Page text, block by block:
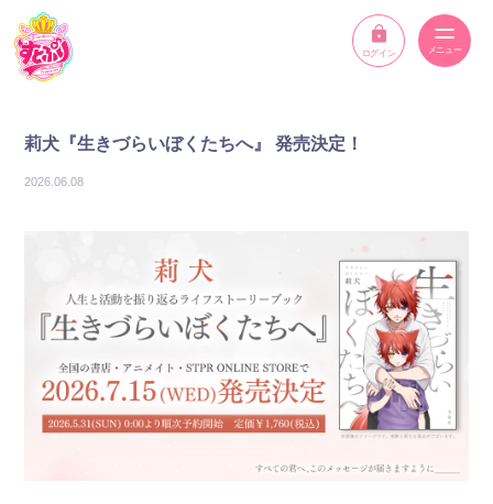
ログイン
ニュース
スケジュール
メンバー
YouTube
ディスコグラフィー
莉犬『生きづらいぼくたちへ』 発売決定！
2026.06.08